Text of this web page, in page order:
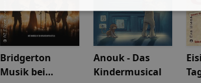
Bridgerton
Musik bei
Anouk - Das
Kindermusical